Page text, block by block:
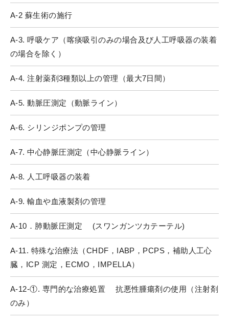
A-2 蘇生術の施行
A-3. 呼吸ケア（喀痰吸引のみの場合及び人工呼吸器の装着
の場合を除く）
A-4. 注射薬剤3種類以上の管理（最大7日間）
A-5. 動脈圧測定（動脈ライン）
A-6. シリンジポンプの管理
A-7. 中心静脈圧測定（中心静脈ライン）
A-8. 人工呼吸器の装着
A-9. 輸血や血液製剤の管理
A-10．肺動脈圧測定 (スワンガンツカテーテル)
A-11. 特殊な治療法（CHDF，IABP，PCPS，補助人工心
臓，ICP 測定，ECMO，IMPELLA）
A-12-①. 専門的な治療処置 抗悪性腫瘍剤の使用（注射剤
のみ）